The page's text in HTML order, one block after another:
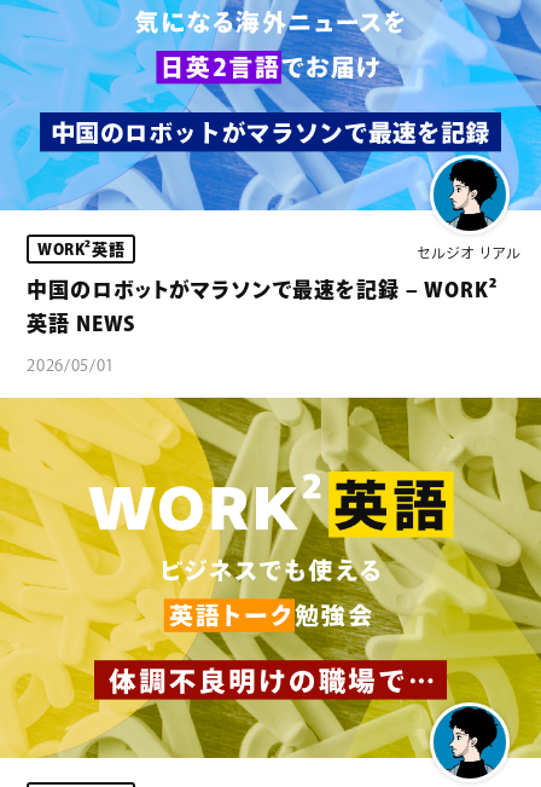
セルジオ リアル
WORK²英語
中国のロボットがマラソンで最速を記録 – WORK²
英語 NEWS
2026/05/01